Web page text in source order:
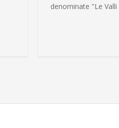
denominate "Le Valli